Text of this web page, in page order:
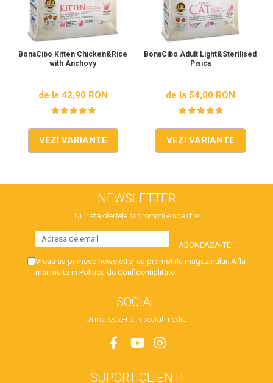
BonaCibo Kitten Chicken&Rice
with Anchovy
de la 42,90 RON
VEZI VARIANTE
BonaCibo Adult Light&Sterilised
Pisica
de la 54,00 RON
VEZI VARIANTE
NEWSLETTER
Nu rata ofertele si promotiile noastre
Vreau sa primesc newsletter cu promotiile magazinului. Afla
mai multe in Politica de Confidentialitate
SOCIAL
Urmareste-ne in social media
SUPORT CLIENTI